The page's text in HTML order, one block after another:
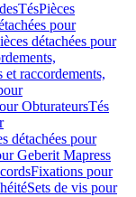
TésPièces
pour
détachées pour
et raccordements,
ObturateursTés
détachées pour
Geberit Mapress
Fixations pour
Sets de vis pour